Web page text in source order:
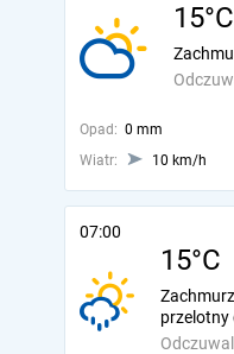
15°C
Opad: 0 mm
Wiatr:
10 km/h
07:00
15°C
przelotny